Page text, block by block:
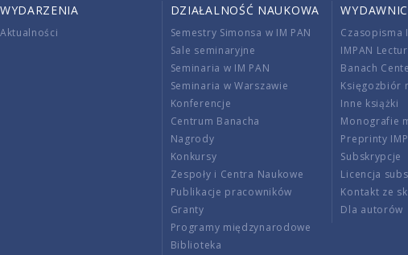
WYDARZENIA
Aktualności
DZIAŁALNOŚĆ NAUKOWA
Semestry Simonsa w IM PAN
Sale seminaryjne
Seminaria w IM PAN
Seminaria w Warszawie
Konferencje
Centrum Banacha
Nagrody
Konkursy
Zespoły i Centra Naukowe
Publikacje pracowników
Granty
Programy międzynarodowe
Biblioteka
Czasopisma
IMPAN
Banach
Księgozbiór
Inne książki
Monografie
Preprinty
Subskrypcje
Licencja
Kontakt ze
Dla autorów